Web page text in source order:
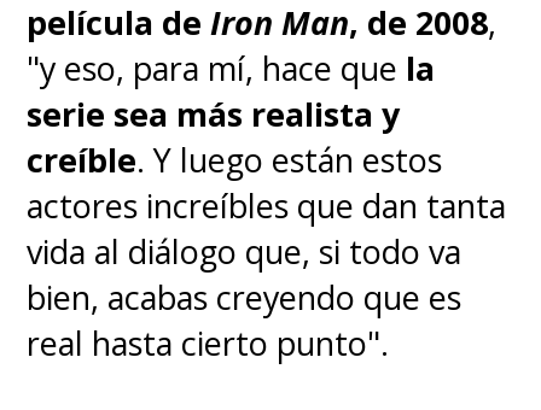
emocionante que uno puede
encontrar en un set: no saber
cómo terminará una escena.
agradecía cada vez que nos
moríamos de risa. Cada vez".
película deIron Man, de 2008,
"y eso, para mí, hace que la
serie sea más realista y
creíble. Y luego están estos
actores increíbles que dan tanta
vida al diálogo que, si todo va
bien, acabas creyendo que es
real hasta cierto punto".